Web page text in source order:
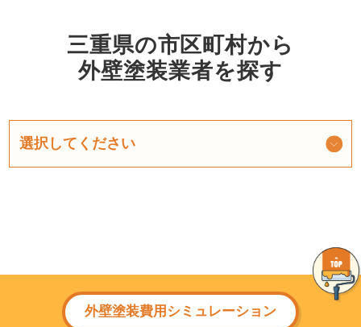
三重県の市区町村から
外壁塗装業者を探す
外壁塗装費用シミュレーション